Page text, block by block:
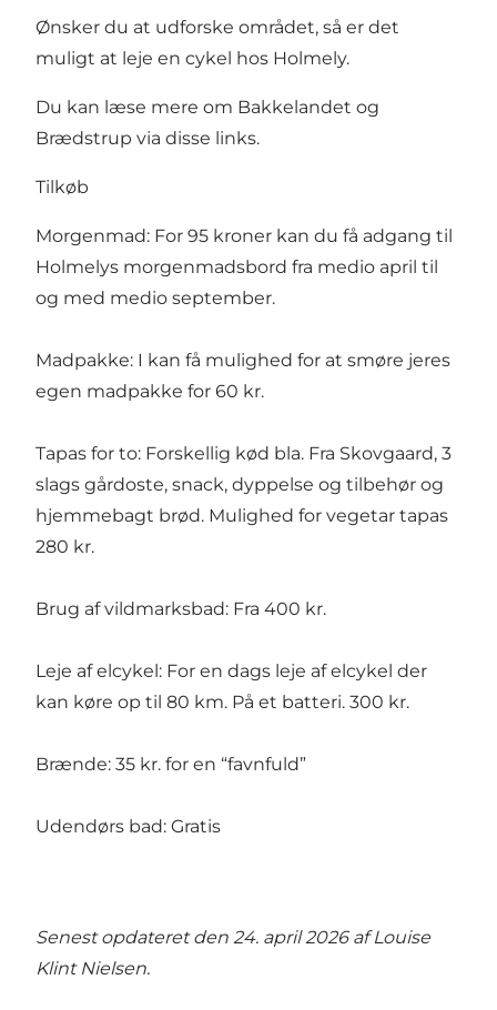
Ønsker du at udforske området, så er det
muligt at leje en cykel hos Holmely.
Du kan læse mere om Bakkelandet og
Brædstrup via disse links.
Tilkøb
Morgenmad: For 95 kroner kan du få adgang til
Holmelys morgenmadsbord fra medio april til
og med medio september.
Madpakke: I kan få mulighed for at smøre jeres
egen madpakke for 60 kr.
Tapas for to: Forskellig kød bla. Fra Skovgaard, 3
slags gårdoste, snack, dyppelse og tilbehør og
hjemmebagt brød. Mulighed for vegetar tapas
280 kr.
Brug af vildmarksbad: Fra 400 kr.
Leje af elcykel: For en dags leje af elcykel der
kan køre op til 80 km. På et batteri. 300 kr.
Brænde: 35 kr. for en “favnfuld”
Udendørs bad: Gratis
Senest opdateret den 24. april 2026 afLouise
Klint Nielsen.